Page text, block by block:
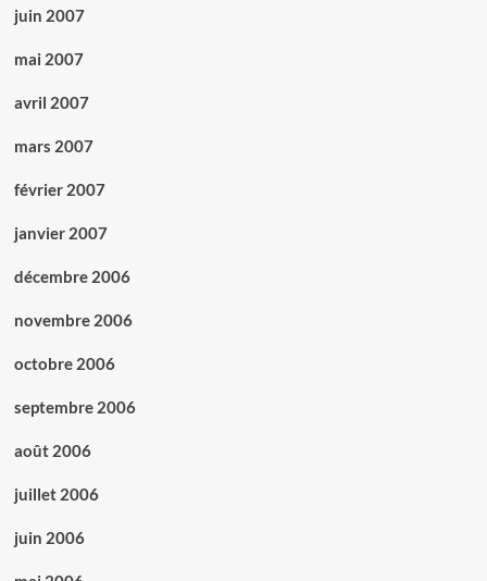
juin 2007
mai 2007
avril 2007
mars 2007
février 2007
janvier 2007
décembre 2006
novembre 2006
octobre 2006
septembre 2006
août 2006
juillet 2006
juin 2006